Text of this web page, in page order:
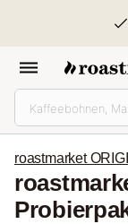
roastmarket